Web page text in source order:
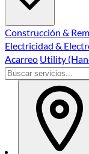
Construcción &
Electricidad &
Acarreo Utility